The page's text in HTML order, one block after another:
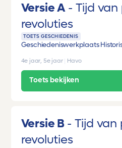
Versie A
Tijd van
revoluties
TOETS GESCHIEDENIS
Geschiedeniswerkplaats
4e jaar, 5e jaar Havo
Toets bekijken
Versie B
Tijd van
revoluties